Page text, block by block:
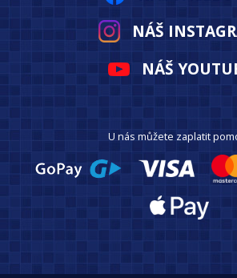
NÁŠ
NÁŠ
U nás můžete zaplatit